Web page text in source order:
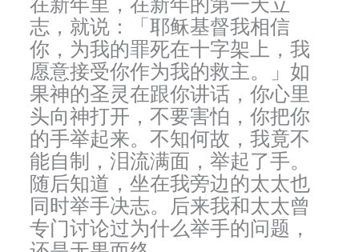
志，就说：「耶稣基督我相信
你，为我的罪死在十字架上，我
愿意接受你作为我的救主。」如
果神的圣灵在跟你讲话，你心里
头向神打开，不要害怕，你把你
的手举起来。不知何故，我竟不
能自制，泪流满面，举起了手。
随后知道，坐在我旁边的太太也
同时举手决志。后来我和太太曾
专门讨论过为什么举手的问题，